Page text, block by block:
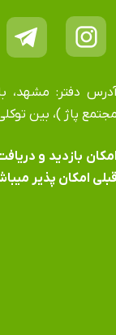
پاژ )، بین توکلی ۱۲ و ۱۴، پلاک ۳،
بازدید و
امکان پذیر